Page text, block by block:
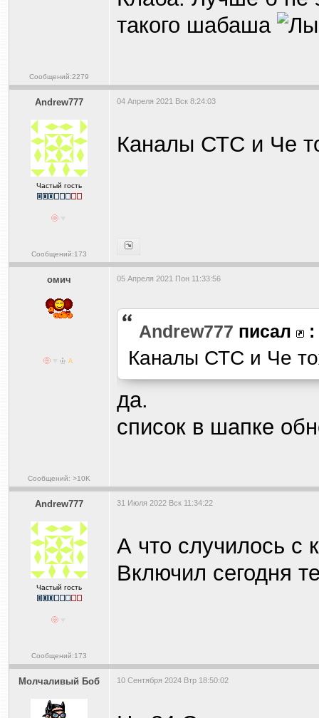
Сообщений:2279
такого шабаша
Andrew777
Частый гость
Сообщений:173
04 Апреля 2021 Вск 8:24:03
Каналы СТС и Че
омич
Сообщений: >10K
05 Апреля 2021 Пон 11:33:56
Andrew777 писал :
Каналы СТС и Че
да.
список в шапке
Andrew777
Частый гость
Сообщений:173
31 Июля 2022 Вск 11:34:22
А что случилось с
Включил сегодня
Молчаливый Боб 10 Сентября 2024 Втр 18:50:02